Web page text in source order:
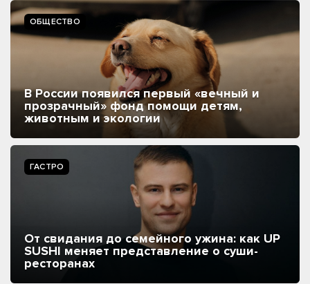
ОБЩЕСТВО
В России появился первый «вечный и
прозрачный» фонд помощи детям,
животным и экологии
ГАСТРО
От свидания до семейного ужина: как UP
SUSHI меняет представление о суши-
ресторанах